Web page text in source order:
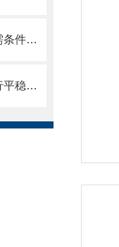
按照缝合式丝杠防护罩具体所需条件定制
机床钣金防护罩坚固耐用，运行平稳，噪音小